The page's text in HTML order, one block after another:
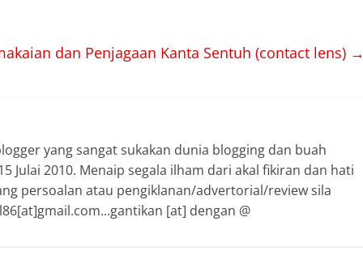
dan Penjagaan Kanta Sentuh (contact lens) →
yang sangat sukakan dunia blogging dan buah
Julai 2010. Menaip segala ilham dari akal fikiran dan hati
persoalan atau pengiklanan/advertorial/review sila
[at] dengan @